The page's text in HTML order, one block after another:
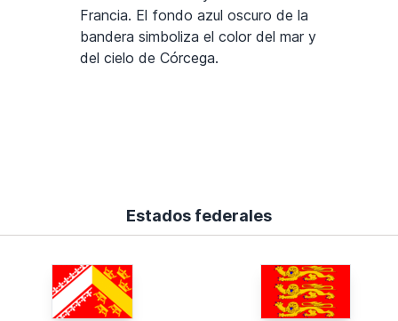
Francia. El fondo azul oscuro de la
bandera simboliza el color del mar y
del cielo de Córcega.
Estados federales